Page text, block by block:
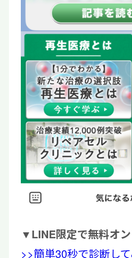
▼LINE限定で無料オ
>>簡単30秒で診断し